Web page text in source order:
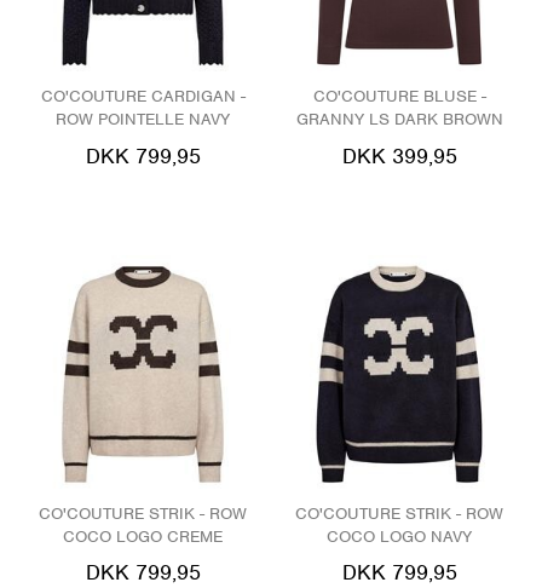
CO'COUTURE CARDIGAN -
ROW POINTELLE NAVY
DKK 799,95
CO'COUTURE BLUSE -
GRANNY LS DARK BROWN
DKK 399,95
CO'COUTURE STRIK - ROW
COCO LOGO CREME
DKK 799,95
CO'COUTURE STRIK - ROW
COCO LOGO NAVY
DKK 799,95